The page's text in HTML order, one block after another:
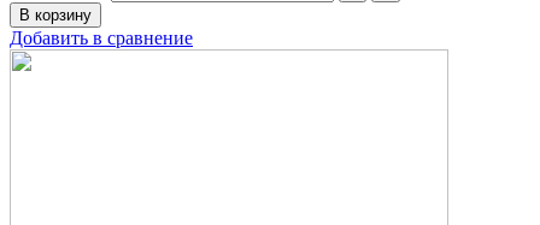
Добавить в сравнение